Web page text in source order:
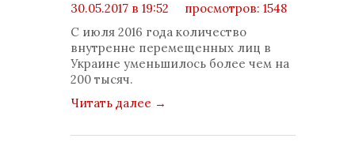
30.05.2017 в 19:52
просмотров: 1548
комментариев: 0
С июля 2016 года количество
внутренне перемещенных лиц в
Украине уменьшилось более чем на
200 тысяч.
Читать далее →